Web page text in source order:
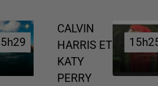
CALVIN
HARRIS ET
KATY
PERRY